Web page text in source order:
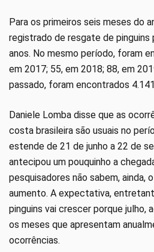
Para os primeiros seis meses do
registrado de resgate de
anos. No mesmo período, foram
em 2017; 55, em 2018; 88, em
passado, foram encontrados
Daniele Lomba disse que as
costa brasileira são usuais no
estende de 21 de junho a 22 de
antecipou um pouquinho a
pesquisadores não sabem, ainda,
aumento. A expectativa,
pinguins vai crescer porque julho,
os meses que apresentam
ocorrências.